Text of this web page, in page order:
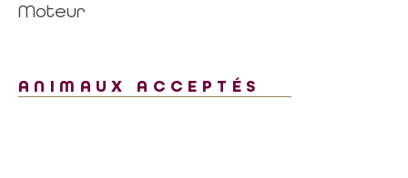
Moteur
ANIMAUX ACCEPTÉS